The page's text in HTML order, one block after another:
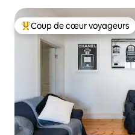
Coups de cœur voyageurs
Coup de cœur voyageurs